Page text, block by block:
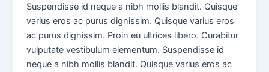
Suspendisse id neque a nibh mollis blandit. Quisque
varius eros ac purus dignissim. Quisque varius eros
ac purus dignissim. Proin eu ultrices libero. Curabitur
vulputate vestibulum elementum. Suspendisse id
neque a nibh mollis blandit. Quisque varius eros ac